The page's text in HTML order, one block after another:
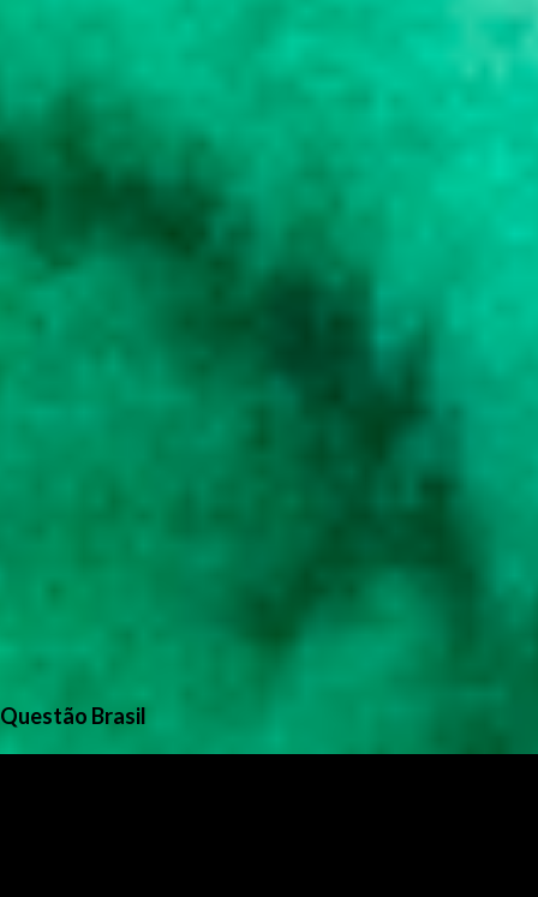
Questão Brasil